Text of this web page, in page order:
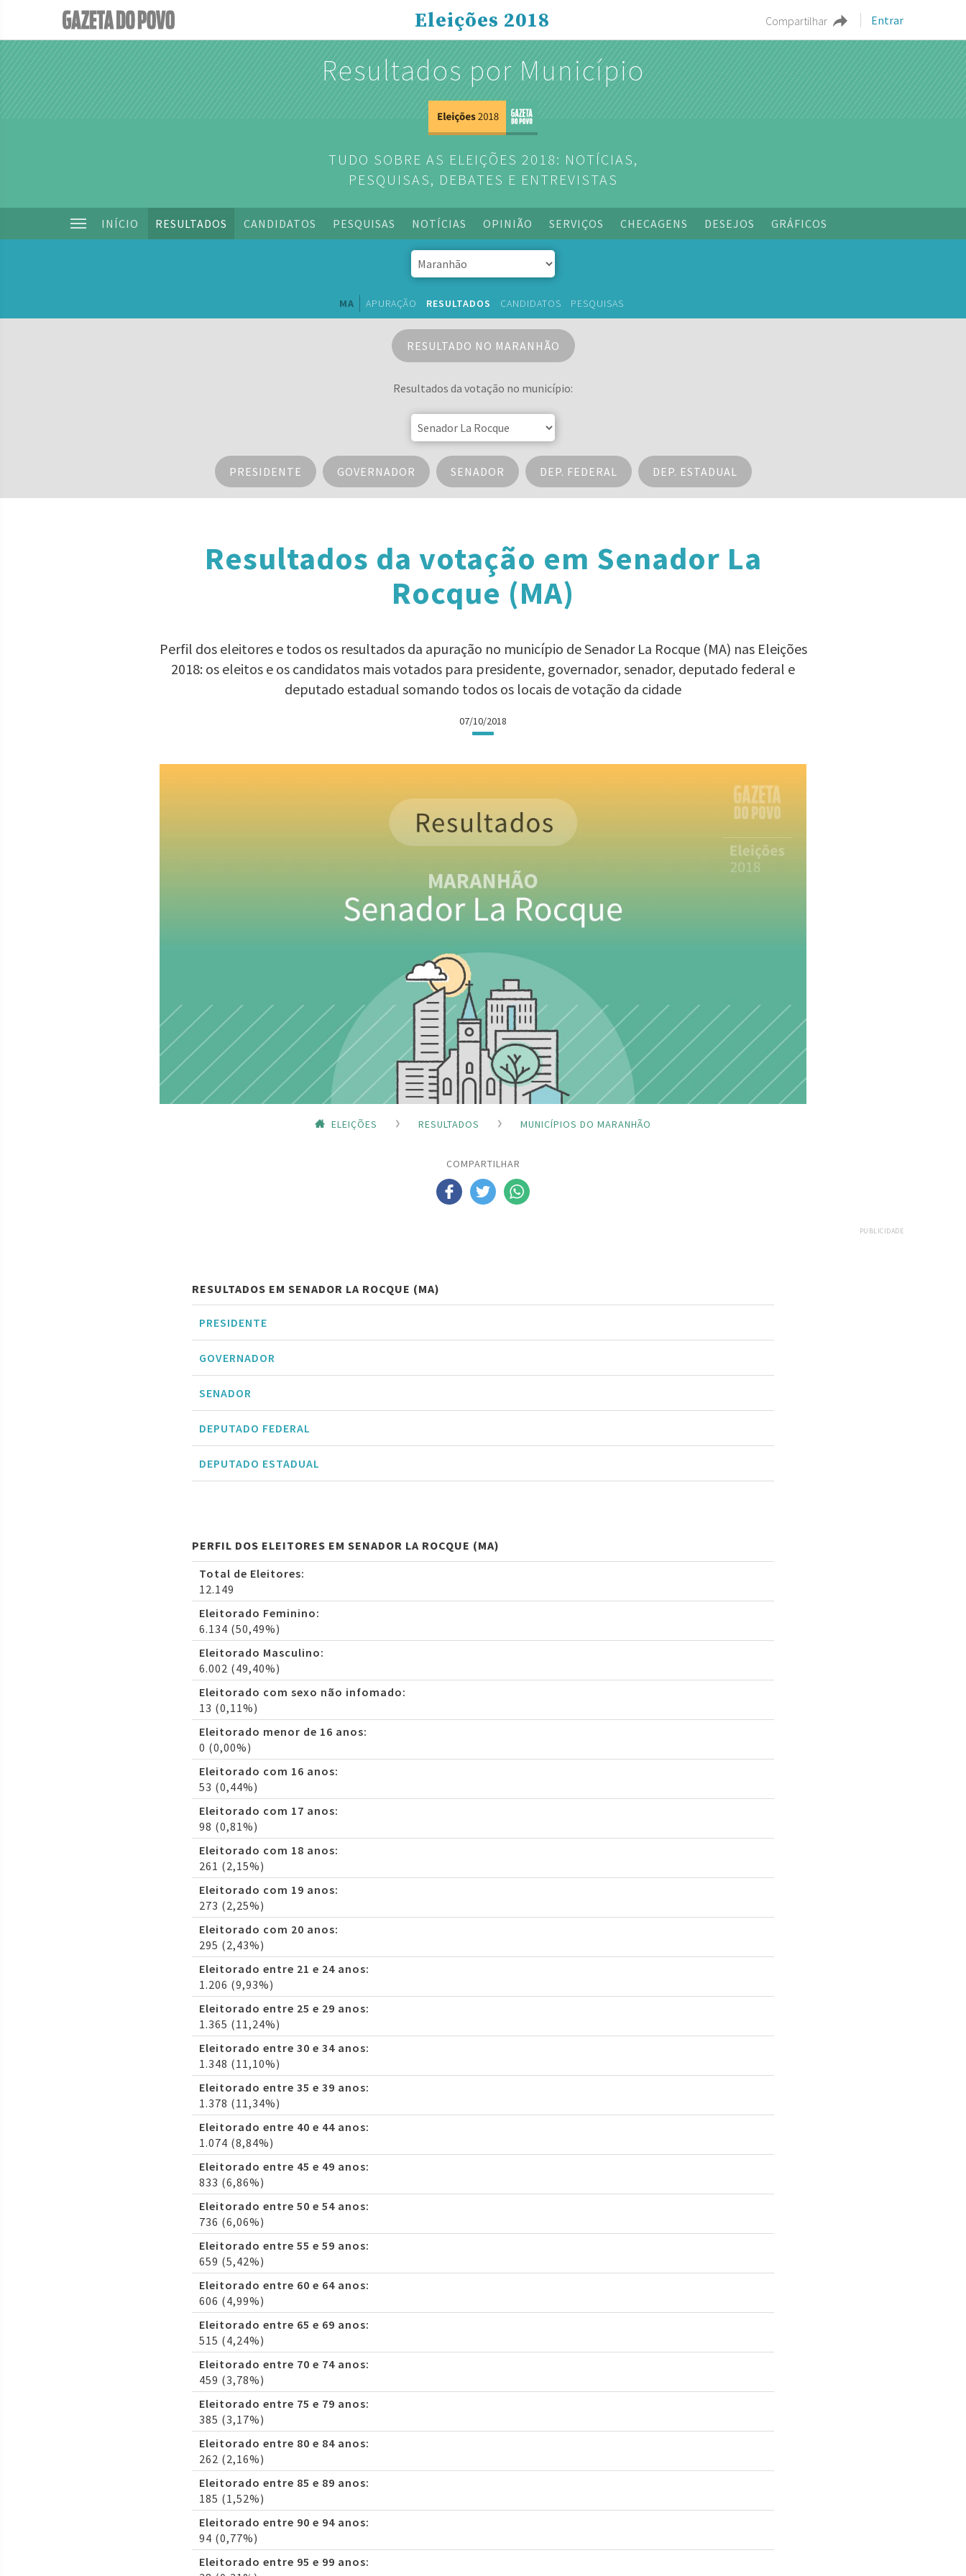
Compartilhar Entrar
Eleições 2018
Resultados por Município
TUDO SOBRE AS ELEIÇÕES 2018: NOTÍCIAS,
PESQUISAS, DEBATES E ENTREVISTAS
INÍCIO RESULTADOS CANDIDATOS PESQUISAS NOTÍCIAS OPINIÃO SERVIÇOS CHECAGENS DESEJOS GRÁFICOS
MA APURAÇÃO RESULTADOS CANDIDATOS PESQUISAS
RESULTADO NO MARANHÃO
Resultados da votação no município:
PRESIDENTE GOVERNADOR SENADOR DEP. FEDERAL DEP. ESTADUAL
Resultados da votação em Senador La
Rocque (MA)
Perfil dos eleitores e todos os resultados da apuração no município de Senador La Rocque (MA) nas Eleições
2018: os eleitos e os candidatos mais votados para presidente, governador, senador, deputado federal e
deputado estadual somando todos os locais de votação da cidade
07/10/2018
ELEIÇÕES RESULTADOS MUNICÍPIOS DO MARANHÃO
COMPARTILHAR
PUBLICIDADE
RESULTADOS EM SENADOR LA ROCQUE (MA)
PRESIDENTE
GOVERNADOR
SENADOR
DEPUTADO FEDERAL
DEPUTADO ESTADUAL
PERFIL DOS ELEITORES EM SENADOR LA ROCQUE (MA)
Total de Eleitores:
12.149
Eleitorado Feminino:
6.134 (50,49%)
Eleitorado Masculino:
6.002 (49,40%)
Eleitorado com sexo não infomado:
13 (0,11%)
Eleitorado menor de 16 anos:
0 (0,00%)
Eleitorado com 16 anos:
53 (0,44%)
Eleitorado com 17 anos:
98 (0,81%)
Eleitorado com 18 anos:
261 (2,15%)
Eleitorado com 19 anos:
273 (2,25%)
Eleitorado com 20 anos:
295 (2,43%)
Eleitorado entre 21 e 24 anos:
1.206 (9,93%)
Eleitorado entre 25 e 29 anos:
1.365 (11,24%)
Eleitorado entre 30 e 34 anos:
1.348 (11,10%)
Eleitorado entre 35 e 39 anos:
1.378 (11,34%)
Eleitorado entre 40 e 44 anos:
1.074 (8,84%)
Eleitorado entre 45 e 49 anos:
833 (6,86%)
Eleitorado entre 50 e 54 anos:
736 (6,06%)
Eleitorado entre 55 e 59 anos:
659 (5,42%)
Eleitorado entre 60 e 64 anos:
606 (4,99%)
Eleitorado entre 65 e 69 anos:
515 (4,24%)
Eleitorado entre 70 e 74 anos:
459 (3,78%)
Eleitorado entre 75 e 79 anos:
385 (3,17%)
Eleitorado entre 80 e 84 anos:
262 (2,16%)
Eleitorado entre 85 e 89 anos:
185 (1,52%)
Eleitorado entre 90 e 94 anos:
94 (0,77%)
Eleitorado entre 95 e 99 anos: